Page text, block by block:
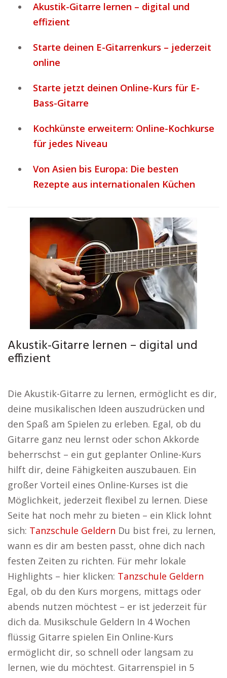
Akustik-Gitarre lernen – digital und
effizient
Starte deinen E-Gitarrenkurs – jederzeit
online
Starte jetzt deinen Online-Kurs für E-
Bass-Gitarre
Kochkünste erweitern: Online-Kochkurse
für jedes Niveau
Von Asien bis Europa: Die besten
Rezepte aus internationalen Küchen
Akustik-Gitarre lernen – digital und
effizient
Die Akustik-Gitarre zu lernen, ermöglicht es dir,
deine musikalischen Ideen auszudrücken und
den Spaß am Spielen zu erleben. Egal, ob du
Gitarre ganz neu lernst oder schon Akkorde
beherrschst – ein gut geplanter Online-Kurs
hilft dir, deine Fähigkeiten auszubauen. Ein
großer Vorteil eines Online-Kurses ist die
Möglichkeit, jederzeit flexibel zu lernen. Diese
Seite hat noch mehr zu bieten – ein Klick lohnt
sich: Tanzschule Geldern Du bist frei, zu lernen,
wann es dir am besten passt, ohne dich nach
festen Zeiten zu richten. Für mehr lokale
Highlights – hier klicken: Tanzschule Geldern
Egal, ob du den Kurs morgens, mittags oder
abends nutzen möchtest – er ist jederzeit für
dich da. Musikschule Geldern In 4 Wochen
flüssig Gitarre spielen Ein Online-Kurs
ermöglicht dir, so schnell oder langsam zu
lernen, wie du möchtest. Gitarrenspiel in 5